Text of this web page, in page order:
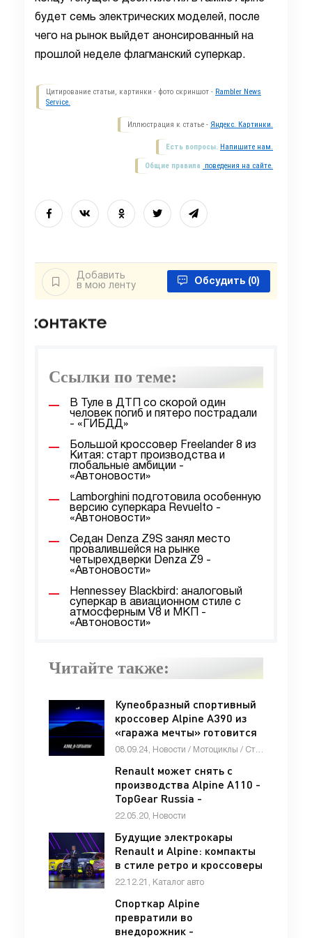
будет семь электрических моделей, после
чего на рынок выйдет анонсированный на
прошлой неделе флагманский суперкар.
Цитирование статьи, картинки - фото скриншот - Rambler News
Service.
Иллюстрация к статье - Яндекс. Картинки.
Есть вопросы. Напишите нам.
Общие правила поведения на сайте.
Добавить
в мою ленту
Обсудить (0)
Ссылки по теме:
В Туле в ДТП со скорой один
человек погиб и пятеро пострадали
- «ГИБДД»
Большой кроссовер Freelander 8 из
Китая: старт производства и
глобальные амбиции -
«Автоновости»
Lamborghini подготовила особенную
версию суперкара Revuelto -
«Автоновости»
Седан Denza Z9S занял место
провалившейся на рынке
четырехдверки Denza Z9 -
«Автоновости»
Hennessey Blackbird: аналоговый
суперкар в авиационном стиле с
атмосферным V8 и МКП -
«Автоновости»
Читайте также:
Купеобразный спортивный
кроссовер Alpine A390 из
«гаража мечты» готовится
к премьере -
Renault может снять с
производства Alpine A110 -
TopGear Russia -
«Автоновости»
22.05.20, Новости
Будущие электрокары
Renault и Alpine: компакты
в стиле ретро и кроссоверы
- «Alpine»
22.12.21, Каталог авто
Спорткар Alpine
превратили во
внедорожник -